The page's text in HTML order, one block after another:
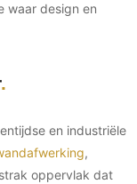
waar design en
en industriële
,
oppervlak dat